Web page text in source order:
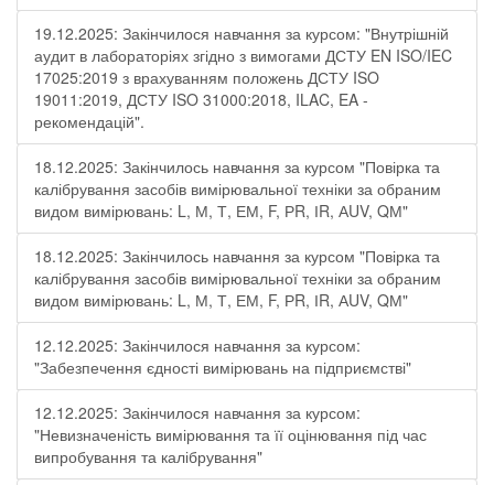
19.12.2025: Закінчилося навчання за курсом: "Внутрішній
аудит в лабораторіях згідно з вимогами ДСТУ EN ISO/IEC
17025:2019 з врахуванням положень ДСТУ ISO
19011:2019, ДСТУ ISO 31000:2018, ILAC, EA -
рекомендацій".
18.12.2025: Закінчилось навчання за курсом "Повірка та
калібрування засобів вимірювальної техніки за обраним
видом вимірювань: L, М, Т, ЕМ, F, РR, ІR, АUV, QМ"
18.12.2025: Закінчилось навчання за курсом "Повірка та
калібрування засобів вимірювальної техніки за обраним
видом вимірювань: L, М, Т, ЕМ, F, РR, ІR, АUV, QМ"
12.12.2025: Закінчилося навчання за курсом:
"Забезпечення єдності вимірювань на підприємстві"
12.12.2025: Закінчилося навчання за курсом:
"Невизначеність вимірювання та її оцінювання під час
випробування та калібрування"